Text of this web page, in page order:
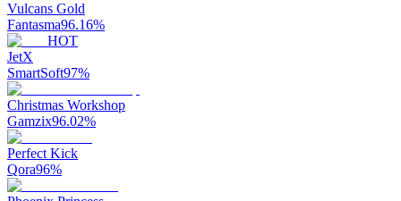
Vulcans Gold
Fantasma96.16%
HOT
JetX
SmartSoft97%
Christmas Workshop
Gamzix96.02%
Perfect Kick
Qora96%